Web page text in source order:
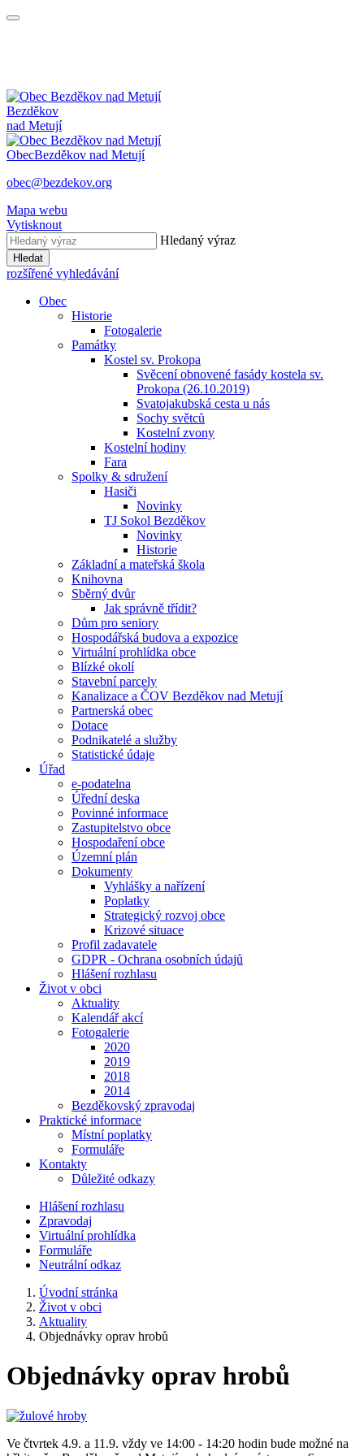
Bezděkov
nad Metují
ObecBezděkov nad Metují
obec@bezdekov.org
Mapa webu
Vytisknout
Hledaný výraz
Hledat
rozšířené vyhledávání
Obec
Historie
Fotogalerie
Památky
Kostel sv. Prokopa
Svěcení obnovené fasády kostela sv.
Prokopa (26.10.2019)
Svatojakubská cesta u nás
Sochy světců
Kostelní zvony
Kostelní hodiny
Fara
Spolky & sdružení
Hasiči
Novinky
TJ Sokol Bezděkov
Novinky
Historie
Základní a mateřská škola
Knihovna
Sběrný dvůr
Jak správně třídit?
Dům pro seniory
Hospodářská budova a expozice
Virtuální prohlídka obce
Blízké okolí
Stavební parcely
Kanalizace a ČOV Bezděkov nad Metují
Partnerská obec
Dotace
Podnikatelé a služby
Statistické údaje
Úřad
e-podatelna
Úřední deska
Povinné informace
Zastupitelstvo obce
Hospodaření obce
Územní plán
Dokumenty
Vyhlášky a nařízení
Poplatky
Strategický rozvoj obce
Krizové situace
Profil zadavatele
GDPR - Ochrana osobních údajů
Hlášení rozhlasu
Život v obci
Aktuality
Kalendář akcí
Fotogalerie
2020
2019
2018
2014
Bezděkovský zpravodaj
Praktické informace
Místní poplatky
Formuláře
Kontakty
Důležité odkazy
Hlášení rozhlasu
Zpravodaj
Virtuální prohlídka
Formuláře
Neutrální odkaz
Úvodní stránka
Život v obci
Aktuality
Objednávky oprav hrobů
Objednávky oprav hrobů
Ve čtvrtek 4.9. a 11.9. vždy ve 14:00 - 14:20 hodin bude možné na